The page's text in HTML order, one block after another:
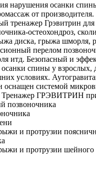
нарушения осанки
от производителя.
тренажер Грэвитрин для
остеохондроз,
диска, грыжа шморля,
перелом
итд. Безопасный и
спины у взрослых,
условиях.
оснащен системой
Тренажер ГРЭВИТРИН
позвоночника
и протрузии
и протрузии шейного